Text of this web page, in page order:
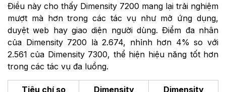
Điều này cho thấy Dimensity 7200 mang lại trải nghiệm
mượt mà hơn trong các tác vụ như mở ứng dụng,
duyệt web hay giao diện người dùng. Điểm đa nhân
của Dimensity 7200 là 2.674, nhỉnh hơn 4% so với
2.561 của Dimensity 7300, thể hiện hiệu năng tốt hơn
trong các tác vụ đa luồng.
Tiêu chí so Dimensity Dimensity